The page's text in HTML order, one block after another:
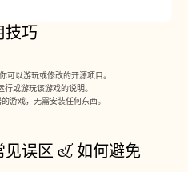
技巧
可以游玩或修改的开源项目。
或游玩该游戏的说明。
游戏，无需安装任何东西。
误区 & 如何避免